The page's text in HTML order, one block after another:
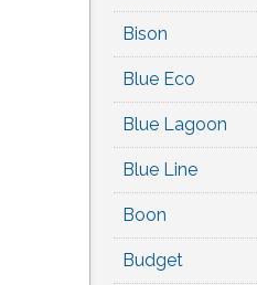
Bison
Blue Eco
Blue Lagoon
Blue Line
Boon
Budget